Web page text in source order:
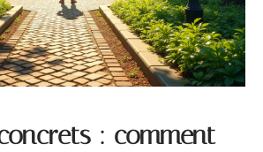
: comment